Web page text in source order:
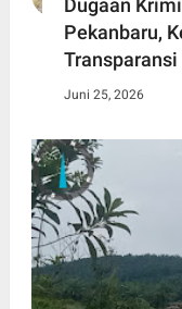
Dugaan
Pekanbaru,
Transparansi
Juni 25, 2026